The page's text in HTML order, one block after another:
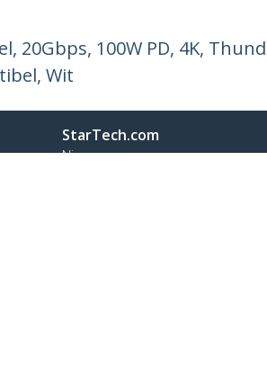
20Gbps, 100W PD, 4K,
Wit
StarTech.com
Nieuws